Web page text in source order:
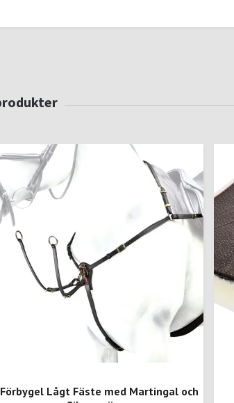
Förbygel Lågt Fäste med Martingal och